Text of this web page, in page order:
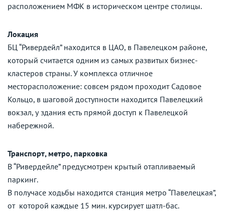
расположением МФК в историческом центре столицы.
Локация
БЦ “Ривердейл” находится в ЦАО, в Павелецком районе,
который считается одним из самых развитых бизнес-
кластеров страны. У комплекса отличное
месторасположение: совсем рядом проходит Садовое
Кольцо, в шаговой доступности находится Павелецкий
вокзал, у здания есть прямой доступ к Павелецкой
набережной.
Транспорт, метро, парковка
В “Ривердейле” предусмотрен крытый отапливаемый
паркинг.
В получасе ходьбы находится станция метро “Павелецкая”,
от которой каждые 15 мин. курсирует шатл-бас.